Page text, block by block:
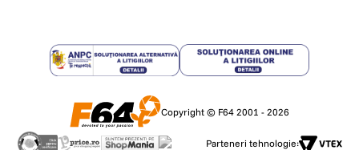
Copyright © F64 2001 - 2026
Parteneri tehnologie: